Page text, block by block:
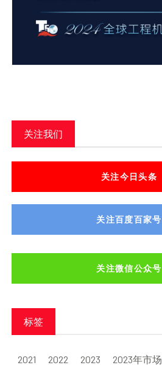
关注我们
关注今日头条
关注百度百家号
关注微信公众号
标签
2021 2022 2023 2023年市场